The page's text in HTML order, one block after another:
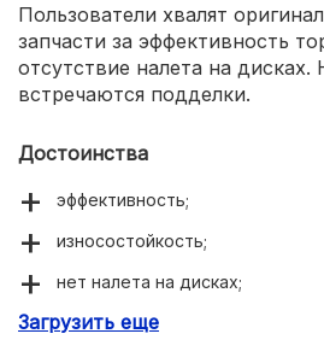
Пользователи хвалят
запчасти за эффективность
отсутствие налета на
встречаются подделки.
Достоинства
эффективность;
износостойкость;
нет налета на дисках;
богатая комплектация.
Загрузить еще